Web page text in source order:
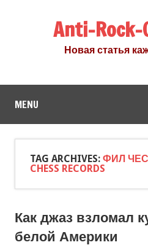
Anti-
Новая статья
MENU
TAG ARCHIVES: ФИЛ
CHESS RECORDS
Как джаз взломал
белой Америки